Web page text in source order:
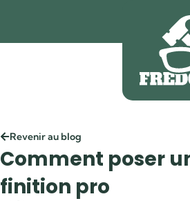
Revenir au blog
Comment poser
finition pro